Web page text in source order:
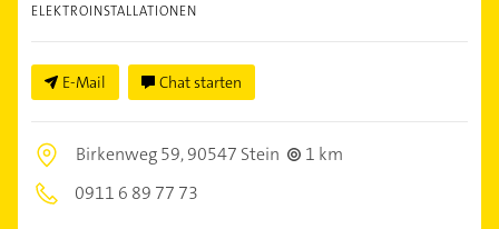
ELEKTROINSTALLATIONEN
E-Mail Chat starten
Birkenweg 59,90547 Stein
1 km
0911 6 89 77 73